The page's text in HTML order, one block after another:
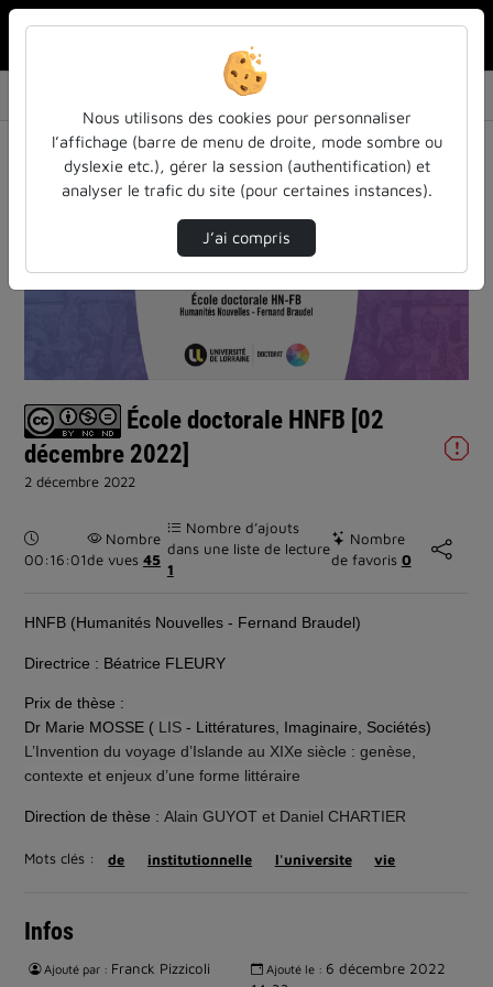
École doctorale HNFB [02 décembre 2022]
Lire
École doctorale HNFB [02
décembre 2022]
2 décembre 2022
Durée :
00:16:01
Nombre
de vues 45
Nombre d’ajouts
dans une liste de lecture
1
Nombre
de favoris 0
HNFB (Humanités Nouvelles - Fernand Braudel)
Directrice : Béatrice FLEURY
Prix de thèse :
Dr Marie MOSSE ( LIS - Littératures, Imaginaire, Sociétés)
L’Invention du voyage d’Islande au XIXe siècle : genèse,
contexte et enjeux d’une forme littéraire
Direction de thèse : Alain GUYOT et Daniel CHARTIER
Mots clés : de institutionnelle l'universite vie
Infos
Ajouté par : Franck Pizzicoli Ajouté le : 6 décembre 2022
Nous utilisons des cookies pour personnaliser
l’affichage (barre de menu de droite, mode sombre ou
dyslexie etc.), gérer la session (authentification) et
analyser le trafic du site (pour certaines instances).
J’ai compris